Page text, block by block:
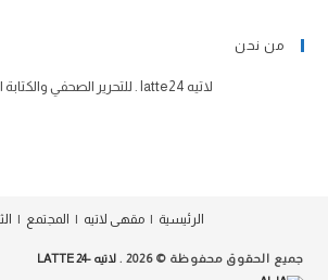
من نحن
لاتيه latte24 . للتحرير الصحفي والكتابة الإبداعية
الرئيسية مقهى لاتيه المجتمع
جميع الحقوق محفوظة © 2026 . لاتيه -24 LATTE